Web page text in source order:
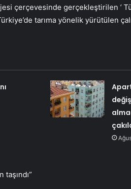
çerçevesinde gerçekleştirilen ‘
tarıma yönelik yürütülen